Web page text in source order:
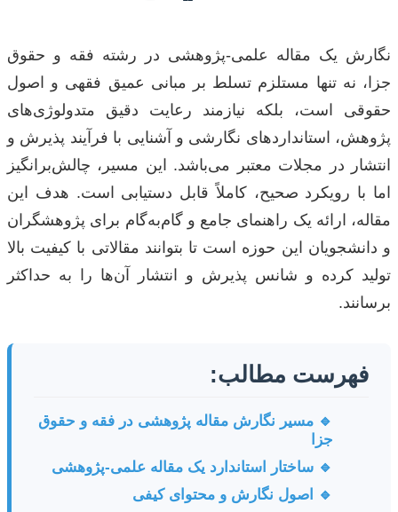
نگارش یک مقاله علمی-پژوهشی در رشته فقه و حقوق
جزا، نه تنها مستلزم تسلط بر مبانی عمیق فقهی و اصول
حقوقی است، بلکه نیازمند رعایت دقیق متدولوژی‌های
پژوهش، استانداردهای نگارشی و آشنایی با فرآیند پذیرش و
انتشار در مجلات معتبر می‌باشد. این مسیر، چالش‌برانگیز
اما با رویکرد صحیح، کاملاً قابل دستیابی است. هدف این
مقاله، ارائه یک راهنمای جامع و گام‌به‌گام برای پژوهشگران
و دانشجویان این حوزه است تا بتوانند مقالاتی با کیفیت بالا
تولید کرده و شانس پذیرش و انتشار آن‌ها را به حداکثر
برسانند.
فهرست مطالب:
🔹 مسیر نگارش مقاله پژوهشی در فقه و حقوق
جزا
🔹 ساختار استاندارد یک مقاله علمی-پژوهشی
🔹 اصول نگارش و محتوای کیفی